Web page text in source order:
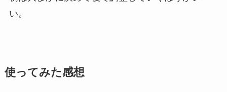
い。
使ってみた感想